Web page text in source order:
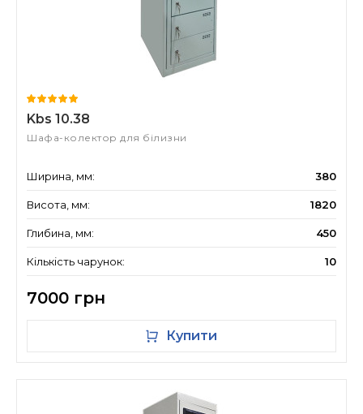
Kbs 10.38
Шафа-колектор для білизни
Ширина, мм: 380
Висота, мм: 1820
Глибина, мм: 450
Кількість чарунок: 10
7000 грн
Купити